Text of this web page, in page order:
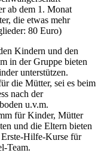
ab dem 1. Monat
die etwas mehr
80 Euro)
Kindern und den
in der Gruppe bieten
unterstützen.
die Mütter, sei es beim
nach der
u.v.m.
für Kinder, Mütter
und die Eltern bieten
Hilfe-Kurse für
Team.